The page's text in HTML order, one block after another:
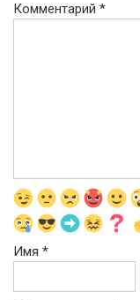
Комментарий *
Имя *